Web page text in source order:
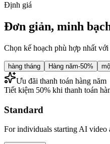
Định giá
Đơn giản, minh
Chọn kế hoạch phù hợp nhất
hàng tháng Hàng năm-50%
Ưu đãi thanh toán hàng năm
Tiết kiệm 50% khi thanh toán
Standard
For individuals starting AI video